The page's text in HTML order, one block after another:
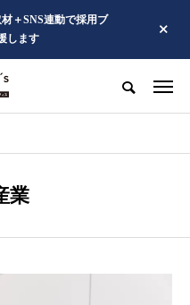
＋SNS連動で採用ブ
します
業